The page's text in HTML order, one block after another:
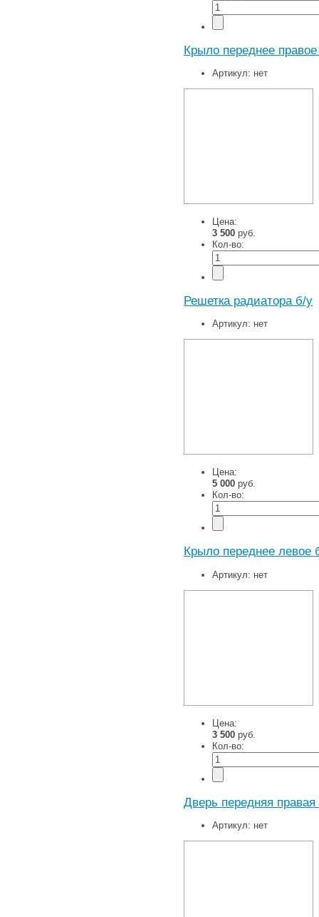
Крыло переднее
Артикул: нет
Цена:
3 500 руб.
Кол-во:
Решетка радиатора б/у
Артикул: нет
Цена:
5 000 руб.
Кол-во:
Крыло переднее левое
Артикул: нет
Цена:
3 500 руб.
Кол-во:
Дверь передняя
Артикул: нет